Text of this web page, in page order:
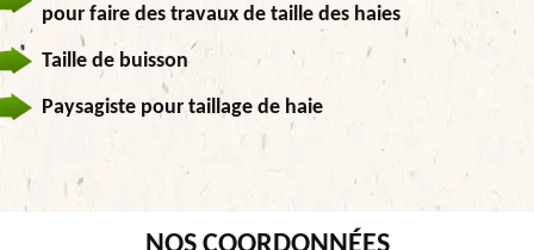
pour faire des travaux de taille des haies
Taille de buisson
Paysagiste pour taillage de haie